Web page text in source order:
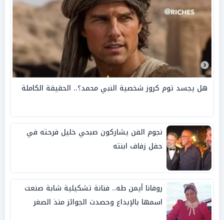
هل يجسد توم كروز شخصية النبي محمد؟.. الحقيقة الكاملة
نجوم الفن يشاركون صبحي خليل فرحته في
حفل زفاف ابنته
روفانا أيمن طه.. فنانة تشكيلية شابة صنعت
اسمها بالإبداع وحصدت الجوائز منذ الصغر